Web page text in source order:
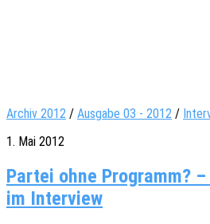
Archiv 2012 / Ausgabe 03 - 2012 /
1. Mai 2012
Partei ohne Programm?
im Interview